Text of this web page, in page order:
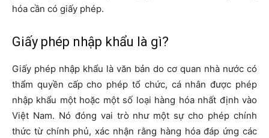
hóa cần có giấy phép.
Giấy phép nhập khẩu là gì?
Giấy phép nhập khẩu là văn bản do cơ quan nhà nước có
thẩm quyền cấp cho phép tổ chức, cá nhân được phép
nhập khẩu một hoặc một số loại hàng hóa nhất định vào
Việt Nam. Nó đóng vai trò như một sự cho phép chính
thức từ chính phủ, xác nhận rằng hàng hóa đáp ứng các